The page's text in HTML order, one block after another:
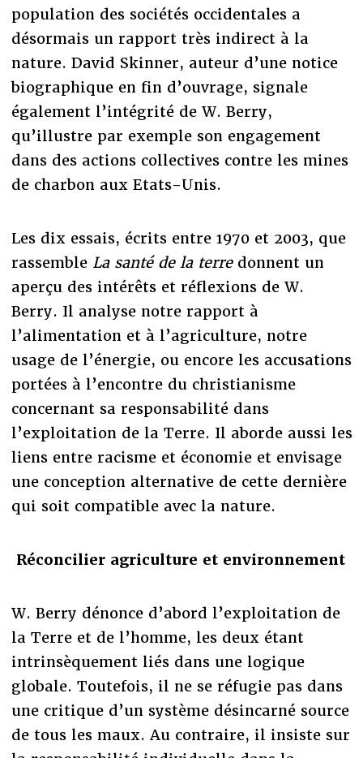
population des sociétés occidentales a
désormais un rapport très indirect à la
nature. David Skinner, auteur d’une notice
biographique en fin d’ouvrage, signale
également l’intégrité de W. Berry,
qu’illustre par exemple son engagement
dans des actions collectives contre les mines
de charbon aux Etats-Unis.
Les dix essais, écrits entre 1970 et 2003, que
rassemble La santé de la terredonnent un
aperçu des intérêts et réflexions de W.
Berry. Il analyse notre rapport à
l’alimentation et à l’agriculture, notre
usage de l’énergie, ou encore les accusations
portées à l’encontre du christianisme
concernant sa responsabilité dans
l’exploitation de la Terre. Il aborde aussi les
liens entre racisme et économie et envisage
une conception alternative de cette dernière
qui soit compatible avec la nature.
Réconcilier agriculture et environnement
W. Berry dénonce d’abord l’exploitation de
la Terre et de l’homme, les deux étant
intrinsèquement liés dans une logique
globale. Toutefois, il ne se réfugie pas dans
une critique d’un système désincarné source
de tous les maux. Au contraire, il insiste sur